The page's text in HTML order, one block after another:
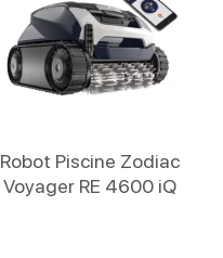
Robot Piscine Zodiac
Voyager RE 4600 iQ